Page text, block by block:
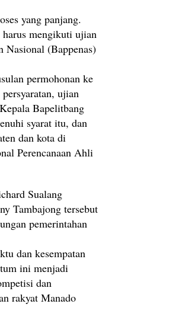
yang panjang.
harus mengikuti ujian
Nasional (Bappenas)
permohonan ke
ujian
Bapelitbang
syarat itu, dan
dan kota di
Perencanaan Ahli
Sualang
Tambajong tersebut
pemerintahan
dan kesempatan
ini menjadi
dan
rakyat Manado